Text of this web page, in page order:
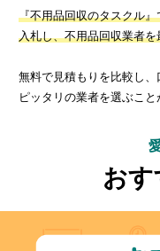
『不用品回収のタスクル
入札し、不用品回収業者
無料で見積もりを比較し
ピッタリの業者を選ぶこと
おす